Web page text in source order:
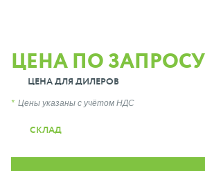
ЦЕНА ПО ЗАПРОСУ
ЦЕНА ДЛЯ ДИЛЕРОВ
Цены указаны с учётом НДС
СКЛАД